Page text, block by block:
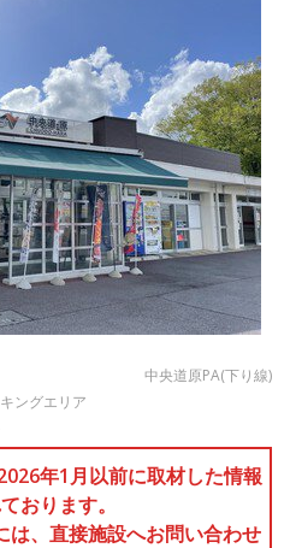
中央道原PA(下り線)
ングエリア
年1月以前に取材した情報
おります。
は、直接施設へお問い合わせ